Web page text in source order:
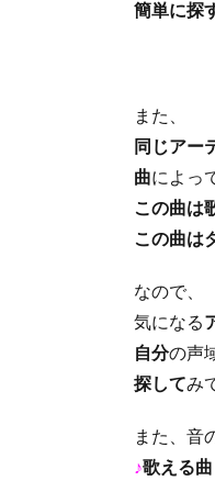
簡単に探
また、
同じアー
曲によっ
この曲は
この曲は
なので、
気になる
自分の声
探してみ
また、音
♪歌える曲